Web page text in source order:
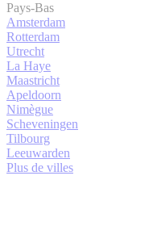
Pays-Bas
Amsterdam
Rotterdam
Utrecht
La Haye
Maastricht
Apeldoorn
Nimègue
Scheveningen
Tilbourg
Leeuwarden
Plus de villes